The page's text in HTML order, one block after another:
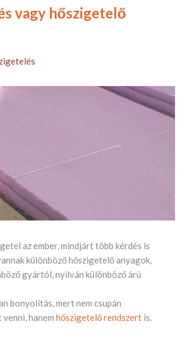
vagy hőszigetelő
az ember, mindjárt több kérdés is
különböző hőszigetelő anyagok,
gyártól, nyilván különböző árú
bonyolítás, mert nem csupán
hanem hőszigetelő rendszert is.